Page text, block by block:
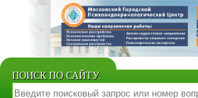
ПОИСК ПО САЙТУ: